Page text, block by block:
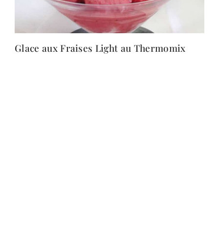
Glace aux Fraises Light au Thermomix